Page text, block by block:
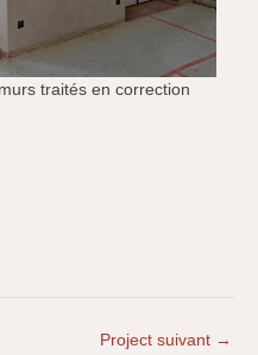
traités en correction
Project suivant →